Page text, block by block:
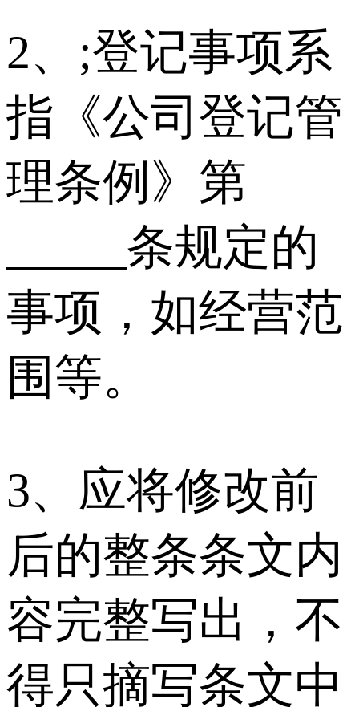
2、;登记事项系
指《公司登记管
理条例》第
_____条规定的
事项，如经营范
围等。
3、应将修改前
后的整条条文内
容完整写出，不
得只摘写条文中